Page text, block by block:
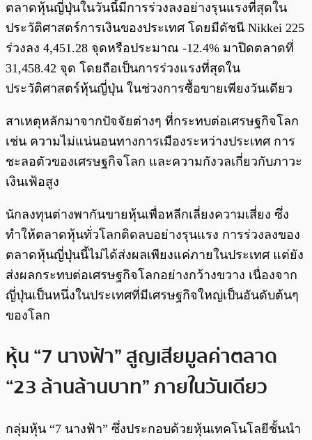
ตลาดหุ้นญี่ปุ่นในวันนี้มีการร่วงลงอย่างรุนแรงที่สุดใน
ประวัติศาสตร์การเงินของประเทศ โดยมีดัชนี Nikkei 225
ร่วงลง 4,451.28 จุดหรือประมาณ -12.4% มาปิดตลาดที่
31,458.42 จุด โดยถือเป็นการร่วงแรงที่สุดใน
ประวัติศาสตร์หุ้นญี่ปุ่น ในช่วงการซื้อขายเพียงวันเดียว
สาเหตุหลักมาจากปัจจัยต่างๆ ที่กระทบต่อเศรษฐกิจโลก
เช่น ความไม่แน่นอนทางการเมืองระหว่างประเทศ การ
ชะลอตัวของเศรษฐกิจโลก และความกังวลเกี่ยวกับภาวะ
เงินเฟ้อสูง
นักลงทุนต่างพากันขายหุ้นเพื่อหลีกเลี่ยงความเสี่ยง ซึ่ง
ทำให้ตลาดหุ้นทั่วโลกติดลบอย่างรุนแรง การร่วงลงของ
ตลาดหุ้นญี่ปุ่นนี้ไม่ได้ส่งผลเพียงแค่ภายในประเทศ แต่ยัง
ส่งผลกระทบต่อเศรษฐกิจโลกอย่างกว้างขวาง เนื่องจาก
ญี่ปุ่นเป็นหนึ่งในประเทศที่มีเศรษฐกิจใหญ่เป็นอันดับต้นๆ
ของโลก
หุ้น “7 นางฟ้า” สูญเสียมูลค่าตลาด
“23 ล้านล้านบาท” ภายในวันเดียว
กลุ่มหุ้น “7 นางฟ้า” ซึ่งประกอบด้วยหุ้นเทคโนโลยีชั้นนำ